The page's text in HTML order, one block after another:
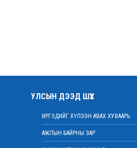
УЛСЫН ДЭЭД ШҮҮХ
ИРГЭДИЙГ ХҮЛЭЭН АВАХ ХУВААРЬ
АЖЛЫН БАЙРНЫ ЗАР